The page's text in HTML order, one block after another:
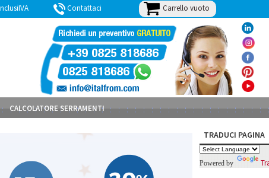
Contattaci Carrello vuoto
CALCOLATORE SERRAMENTI
TRADUCI PAGINA
Powered by